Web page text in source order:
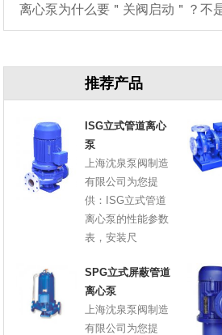
离心泵为什么要＂关阀启动＂？不
推荐产品
ISG立式管道离心
泵
上海沈泉泵阀制造
有限公司为您提
供：ISG立式管道
离心泵的性能参数
表，安装尺
SPG立式屏蔽管道
离心泵
上海沈泉泵阀制造
有限公司为您提